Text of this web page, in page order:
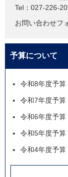
Tel：027-226-
お問い合わせフ
予算について
令和8年度予算
令和7年度予算
令和6年度予算
令和5年度予算
令和4年度予算